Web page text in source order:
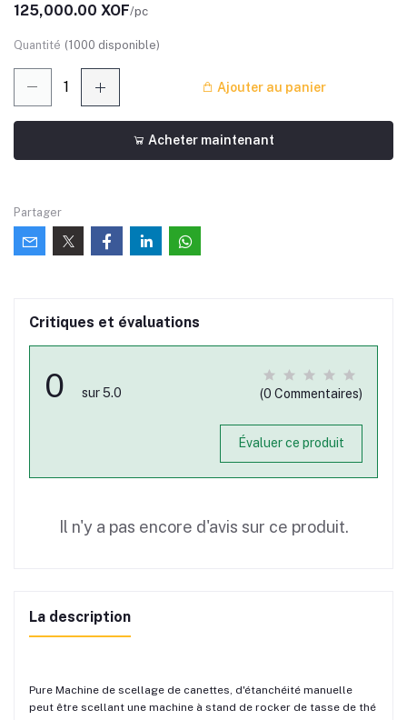
125,000.00 XOF/pc
Quantité (1000 disponible)
Ajouter au panier
Acheter maintenant
Partager
Critiques et évaluations
0 sur 5.0 (0 Commentaires)
Évaluer ce produit
Il n'y a pas encore d'avis sur ce produit.
La description
Pure Machine de scellage de canettes, d'étanchéité manuelle
peut être scellant une machine à stand de rocker de tasse de thé